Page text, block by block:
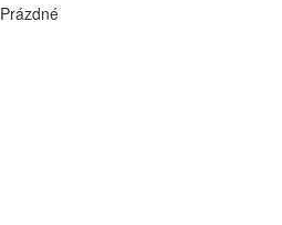
Prázdné